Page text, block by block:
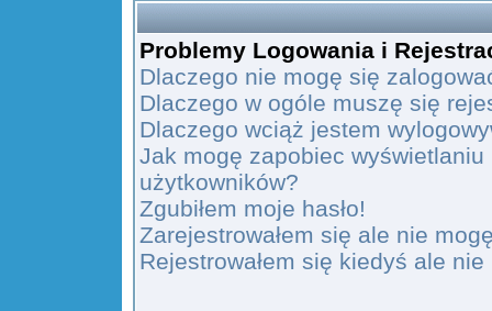
Problemy Logowania i
Dlaczego nie mogę się
Dlaczego w ogóle muszę się
Dlaczego wciąż jestem
Jak mogę zapobiec
użytkowników?
Zgubiłem moje hasło!
Zarejestrowałem się ale nie
Rejestrowałem się kiedyś ale